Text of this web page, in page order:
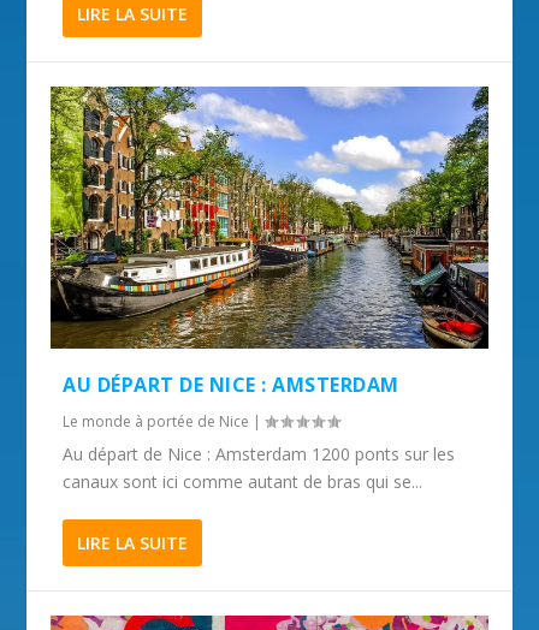
LIRE LA SUITE
AU DÉPART DE NICE : AMSTERDAM
Le monde à portée de Nice |
Au départ de Nice : Amsterdam 1200 ponts sur les
canaux sont ici comme autant de bras qui se...
LIRE LA SUITE